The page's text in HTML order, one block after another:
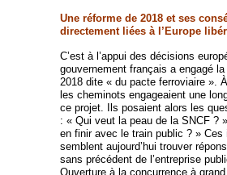
Une réforme de 2018 et ses
directement liées à l’Europe
C’est à l’appui des décisions
gouvernement français a engagé
2018 dite « du pacte ferroviaire ».
les cheminots engageaient une
ce projet. Ils posaient alors les
: « Qui veut la peau de la SNCF ?
en finir avec le train public ? » Ces
semblent aujourd’hui trouver
sans précédent de l’entreprise
Ouverture à la concurrence à grand